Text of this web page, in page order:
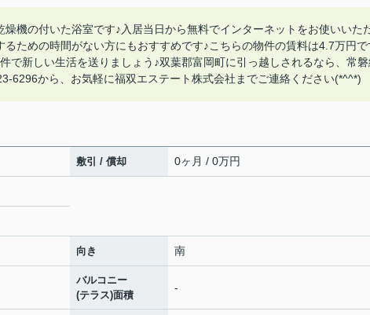
機の付いた浴室です♪入居当日から無料でインターネットをお使いいた
ための時間がない方にもおすすめです♪こちらの物件の賃料は4.7万円で
で新しい生活を送りましょう♪双葉郡富岡町に引っ越しされるなら、常磐
6296から、お気軽に福双エステート株式会社までご連絡ください(*^^*)
敷引 / 償却 0ヶ月 / 0万円
向き 南
バルコニー
(テラス)面積
-